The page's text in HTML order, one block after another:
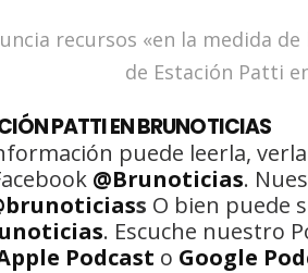
recursos «en la medida
de Estación Patti
PATTI EN BRUNOTICIAS
puede leerla,
@Brunoticias.
s O bien puede
. Escuche nuestro
Podcast o Google